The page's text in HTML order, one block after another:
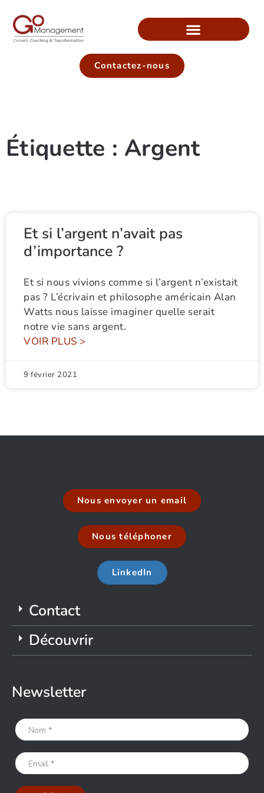
Contactez-nous
Étiquette : Argent
Et si l’argent n’avait pas
d’importance ?
Et si nous vivions comme si l’argent n’existait
pas ? L’écrivain et philosophe américain Alan
Watts nous laisse imaginer quelle serait
notre vie sans argent.
VOIR PLUS >
9 février 2021
Nous envoyer un email
Nous téléphoner
LinkedIn
Contact
Découvrir
Newsletter